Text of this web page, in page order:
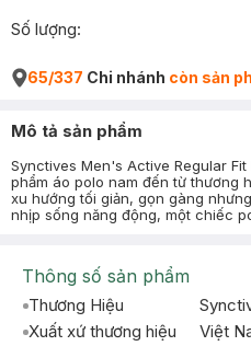
Số lượng:
65/337 Chi nhánh còn sản
Mô tả sản phẩm
Synctives Men's Active Regular Fit
phẩm áo polo nam đến từ thương
xu hướng tối giản, gọn gàng
nhịp sống năng động, một chiếc
Thông số sản phẩm
Thương Hiệu
Xuất xứ thương hiệu
Việt